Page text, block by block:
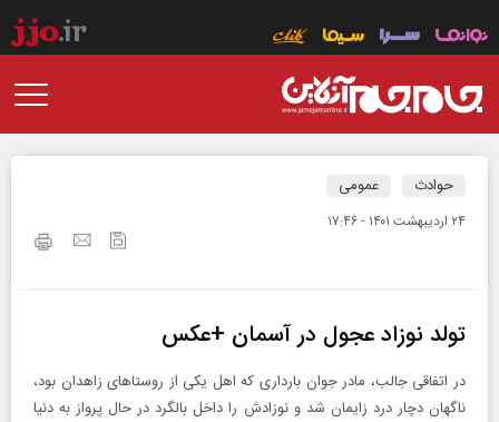
حوادث عمومی
۲۴ ارديبهشت ۱۴۰۱ - ۱۷:۴۶
تولد نوزاد عجول در آسمان‌‌ +عکس
در اتفاقی جالب، مادر جوان بارداری که اهل یکی از روستاهای زاهدان بود،
ناگهان دچار درد زایمان شد و نوزادش را داخل بالگرد در حال پرواز به دنیا